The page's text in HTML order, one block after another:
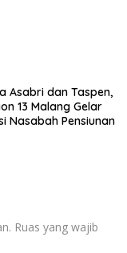
Asabri dan Taspen,
13 Malang Gelar
Nasabah Pensiunan
Ruas yang wajib